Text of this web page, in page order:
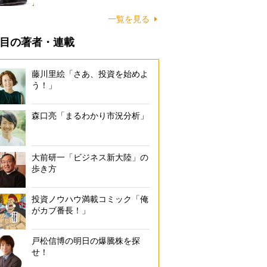
一覧を見る
の著者・連載
藤川里絵「さあ、投資を始めよ
う！」
森口亮「まるわかり市況分析」
大前研一「ビジネス新大陸」の
歩き方
投資ノウハウ満載コミック「俺
がカブ番長！」
戸松信博の明日の爆騰株を探
せ！